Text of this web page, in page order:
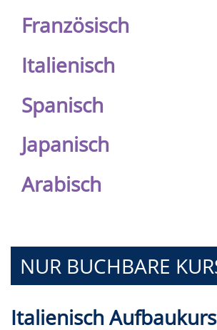
Französisch
Italienisch
Spanisch
Japanisch
Arabisch
NUR BUCHBARE
Italienisch